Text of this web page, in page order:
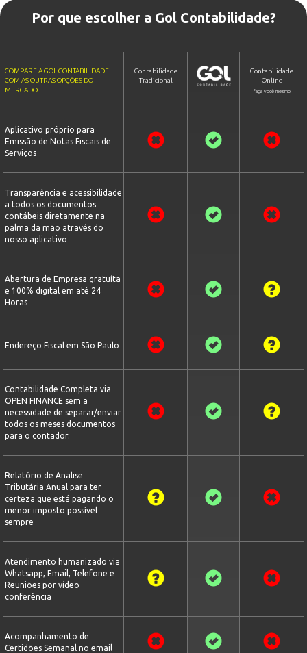
Por que escolher a Gol Contabilidade?
COMPARE A GOL CONTABILIDADE
COM AS OUTRAS OPÇÕES DO
MERCADO
Contabilidade
Tradicional
Contabilidade
Online
faça você mesmo
Aplicativo próprio para
Emissão de Notas Fiscais de
Serviços
Transparência e acessibilidade
a todos os documentos
contábeis diretamente na
palma da mão através do
nosso aplicativo
Abertura de Empresa gratuíta
e 100% digital em até 24
Horas
Endereço Fiscal em São Paulo
Contabilidade Completa via
OPEN FINANCE sem a
necessidade de separar/enviar
todos os meses documentos
para o contador.
Relatório de Analise
Tributária Anual para ter
certeza que está pagando o
menor imposto possível
sempre
Atendimento humanizado via
Whatsapp, Email, Telefone e
Reuniões por vídeo
conferência
Acompanhamento de
Certidões Semanal no email